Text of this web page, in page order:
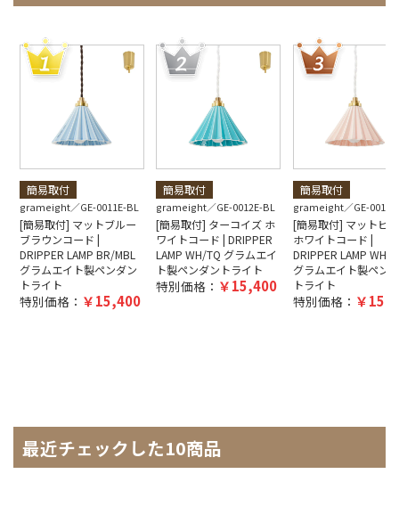
簡易取付
grameight GE-0011E-BL
[簡易取付] マットブルー
ブラウンコード |
DRIPPER LAMP BR/MBL
グラムエイト製ペンダン
トライト
特別価格： 15,400
簡易取付
grameight GE-0012E-BL
[簡易取付] ターコイズ ホ
ワイトコード | DRIPPER
LAMP WH/TQ グラムエイ
ト製ペンダントライト
特別価格： 15,400
簡易取付
grameight GE-
[簡易取付] マットピ
ホワイトコード |
DRIPPER LAMP WH/
グラムエイト製ペン
トライト
特別価格：
最近チェックした10商品